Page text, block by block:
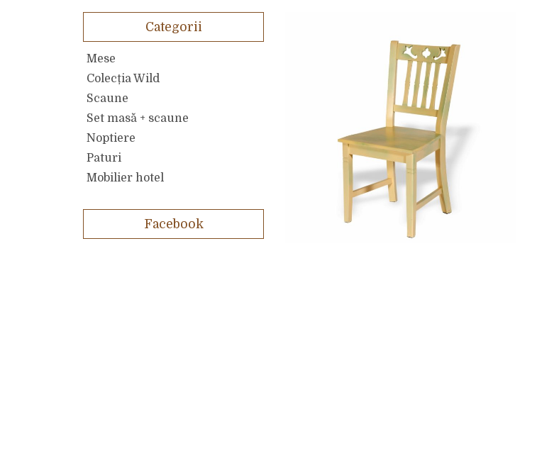
Categorii
Mese
Colecția Wild
Scaune
Set masă + scaune
Noptiere
Paturi
Mobilier hotel
Facebook